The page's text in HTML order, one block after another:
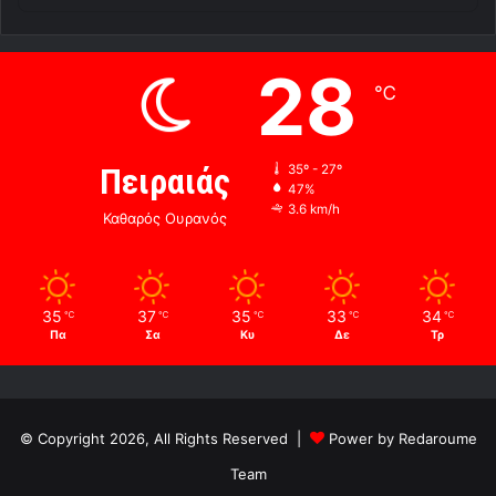
Πειραιάς
Καθαρός Ουρανός
28 ℃
35º - 27º
47%
3.6 km/h
35 ℃
Πα
37 ℃
Σα
35 ℃
Κυ
33 ℃
Δε
34 ℃
Τρ
© Copyright 2026, All Rights Reserved |
Power by Redaroume
Team